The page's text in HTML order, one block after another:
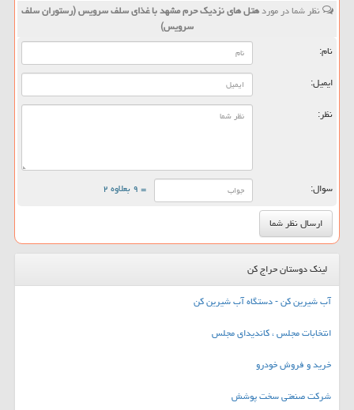
نظر شما در موردهتل های نزدیک حرم مشهد با غذای سلف سرویس (رستوران سلف
سرویس)
نام:
ایمیل:
نظر:
سوال: = ۹ بعلاوه ۲
لینک دوستان حراج کن
آب شیرین کن - دستگاه آب شیرین کن
انتخابات مجلس ، کاندیدای مجلس
خرید و فروش خودرو
شرکت صنعتی سخت پوشش